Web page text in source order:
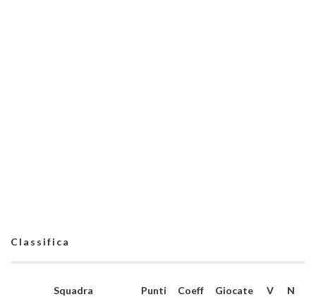
Classifica
Squadra Punti Coeff Giocate V N